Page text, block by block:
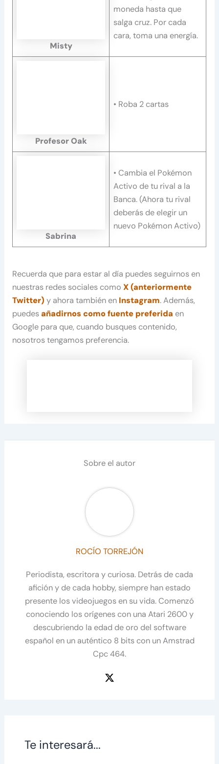
Misty
moneda hasta que
salga cruz. Por cada
cara, toma una energía.
Profesor Oak
• Roba 2 cartas
Sabrina
• Cambia el Pokémon
Activo de tu rival a la
Banca. (Ahora tu rival
deberás de elegir un
nuevo Pokémon Activo)
Recuerda que para estar al día puedes seguirnos en
nuestras redes sociales comoX (anteriormente
Twitter) y ahora también en Instagram. Además,
puedesañadirnos como fuente preferida en
Google para que, cuando busques contenido,
nosotros tengamos preferencia.
Sobre el autor
ROCÍO TORREJÓN
Periodista, escritora y curiosa. Detrás de cada
afición y de cada hobby, siempre han estado
presente los videojuegos en su vida. Comenzó
conociendo los orígenes con una Atari 2600 y
descubriendo la edad de oro del software
español en un auténtico 8 bits con un Amstrad
Cpc 464.
Te interesará...